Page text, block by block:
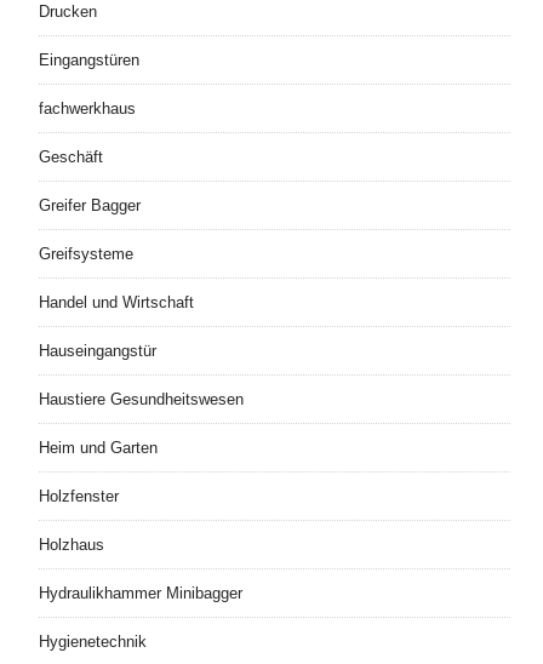
Drucken
Eingangstüren
fachwerkhaus
Geschäft
Greifer Bagger
Greifsysteme
Handel und Wirtschaft
Hauseingangstür
Haustiere Gesundheitswesen
Heim und Garten
Holzfenster
Holzhaus
Hydraulikhammer Minibagger
Hygienetechnik